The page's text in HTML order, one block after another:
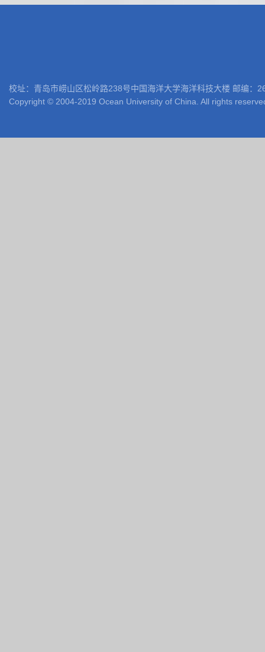
校址：青岛市崂山区松岭路238号中国海洋大学海洋科技大楼 邮编
Copyright © 2004-2019 Ocean University of China. All rights